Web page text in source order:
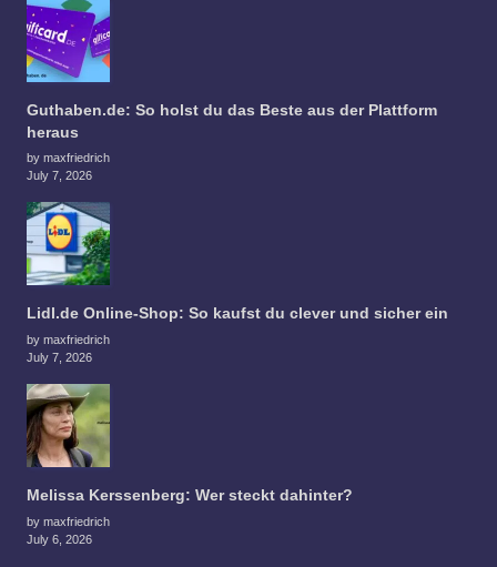
Guthaben.de: So holst du das Beste aus der Plattform
heraus
by maxfriedrich
July 7, 2026
Lidl.de Online-Shop: So kaufst du clever und sicher ein
by maxfriedrich
July 7, 2026
Melissa Kerssenberg: Wer steckt dahinter?
by maxfriedrich
July 6, 2026